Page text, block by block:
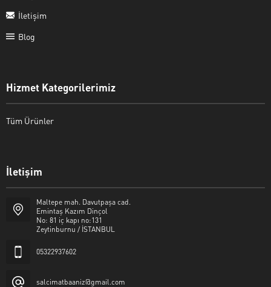
İletişim
Blog
Hizmet Kategorilerimiz
Tüm Ürünler
İletişim
Maltepe mah. Davutpaşa cad.
Emintaş Kazım Dinçol
No: 81 iç kapı no:131
Zeytinburnu / İSTANBUL
05322937602
salcimatbaaniz@gmail.com